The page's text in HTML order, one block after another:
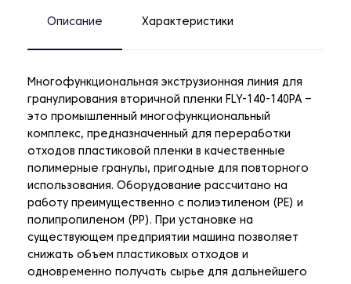
Описание Характеристики
Многофункциональная экструзионная линия для
гранулирования вторичной пленки FLY-140-140PA –
это промышленный многофункциональный
комплекс, предназначенный для переработки
отходов пластиковой пленки в качественные
полимерные гранулы, пригодные для повторного
использования. Оборудование рассчитано на
работу преимущественно с полиэтиленом (PE) и
полипропиленом (PP). При установке на
существующем предприятии машина позволяет
снижать объем пластиковых отходов и
одновременно получать сырье для дальнейшего